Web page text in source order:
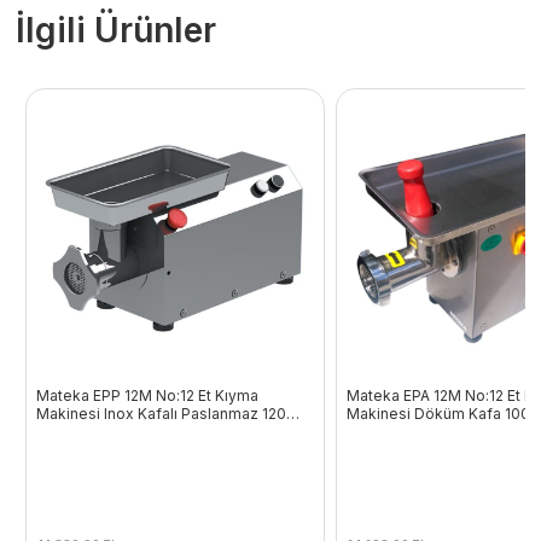
İlgili Ürünler
Mateka EPP 12M No:12 Et Kıyma
Makinesi Inox Kafalı Paslanmaz 120
Mateka EPA 12M No:12 Et
Makinesi Döküm Kafa 100